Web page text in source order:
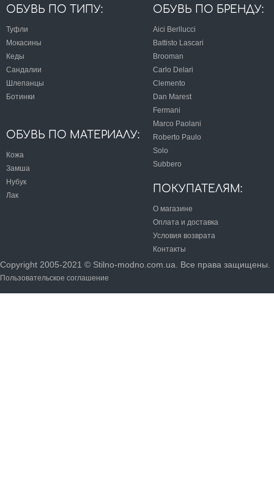
ОБУВЬ ПО ТИПУ:
Туфли
Мокасины
Кеды
Сандалии
Шлепанцы
Ботинки
ОБУВЬ ПО МАТЕРИАЛУ:
Кожа
Замша
Нубук
Лак
ОБУВЬ ПО БРЕНДУ:
Aici Berllucci
Battisto Lascari
Brooman
Carlo Delari
Clemento
Dan Marest
Fermani
Marco Paolani
Roberto Paulo
Solo
Subbero
ПОКУПАТЕЛЯМ:
О магазине
Оплата и доставка
Условия возврата
Контакты
Copyright 2005-2021 © Stilno-modno.com.ua. Все права защищены.
Пользовательское соглашение